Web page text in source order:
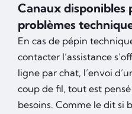
Canaux disponibles
problèmes
En cas de pépin
contacter l’assistance
ligne par chat, l’envoi
coup de fil, tout est
besoins. Comme le dit si